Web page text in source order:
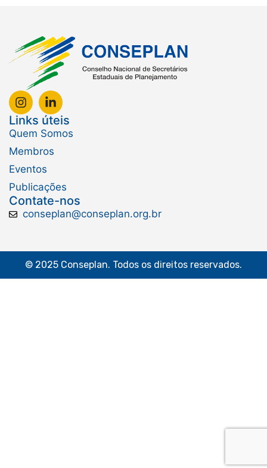
Links úteis
Quem Somos
Membros
Eventos
Publicações
Contate-nos
conseplan@conseplan.org.br
© 2025 Conseplan. Todos os direitos reservados.